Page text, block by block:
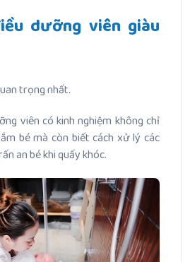
dưỡng viên giàu
trọng nhất.
viên có kinh nghiệm không chỉ
bé mà còn biết cách xử lý các
an bé khi quấy khóc.